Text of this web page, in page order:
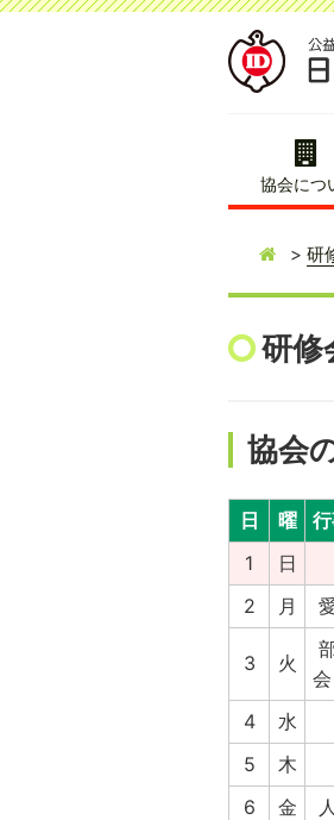
協会につ
研
研修
協会
日 曜
1
日
2
月
3 火
会
4
水
5
木
6
金